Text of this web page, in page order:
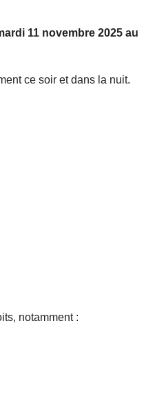
11 novembre 2025 au
ce soir et dans la nuit.
notamment :